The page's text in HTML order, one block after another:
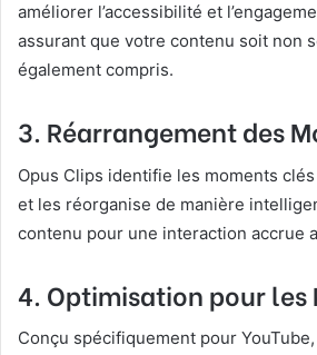
améliorer l’accessibilité et
assurant que votre contenu soit non
également compris.
3. Réarrangement des
Opus Clips identifie les moments
et les réorganise de manière
contenu pour une interaction accrue
4. Optimisation pour les
Conçu spécifiquement pour